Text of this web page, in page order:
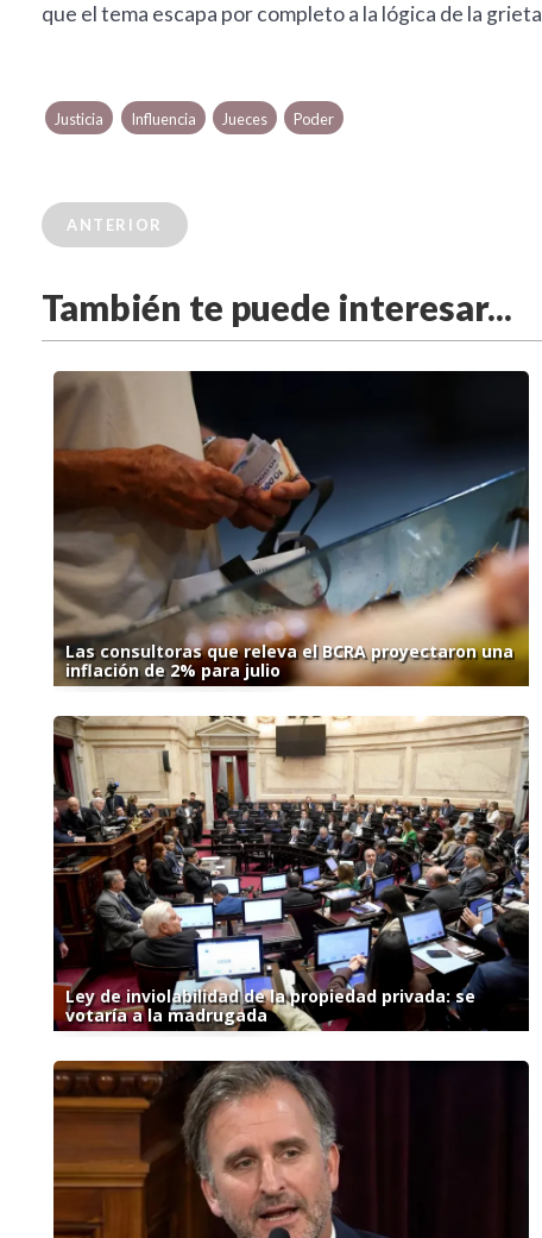
que el tema escapa por completo a la lógica de la
Justicia Influencia Jueces Poder
ANTERIOR
También te puede interesar...
Las consultoras que releva el BCRA proyectaron una
inflación de 2% para julio
Ley de inviolabilidad de la propiedad privada: se
votaría a la madrugada